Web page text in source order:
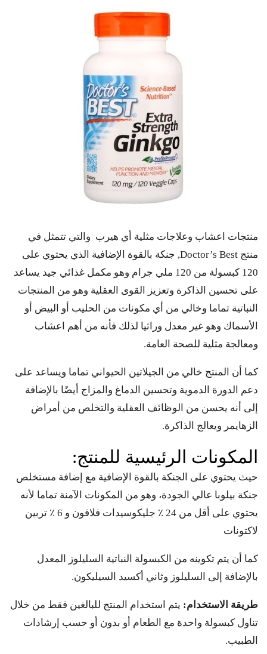
منتجات اعشاب وعلاجات مثلية أي هيرب والتي تتمثل في
منتج Doctor’s Best, جنكة بالقوة الإضافية الذي يحتوي على
120 كبسولة من 120 ملي جرام وهو مكمل غذائي جيد يساعد
على تحسين الذاكرة وتعزيز القوى العقلية وهو من المنتجات
النباتية تماما وخالي من أي مكونات من الحليب أو البيض أو
الأسماك وهو غير معدل وراثيا لذلك فأنه من أهم اعشاب
ومعالجة مثلية للصحة العامة.
كما أن المنتج خالي من الجيلاتين الحيواني تماما ويساعد على
دعم الدورة الدموية وتحسين الدماغ والمزاج أيضًا بالإضافة
إلى أنه يحسن من الوظائف العقلية والتخلص من أمراض
الزهايمر ويعالج الذاكرة.
المكونات الرئيسية للمنتج:
حيث يحتوي على الجنكة بالقوة الإضافية مع إضافة مستخلص
جنكة بيلوبا عالي الجودة، وهو من المكونات الآمنة تماما لأنه
يحتوي على أقل من 24 ٪ جليكوسيدات فلافون و 6 ٪ تربين
لاكتونات
كما أن يتم تكوينه من الكبسولة النباتية السليلوز المعدل
بالإضافة إلى السليلوز وثاني أكسيد السيليكون.
طريقة الاستخدام: يتم استخدام المنتج للبالغين فقط من خلال
تناول كبسولة واحدة مع الطعام أو بدون أو حسب إرشادات
الطبيب.